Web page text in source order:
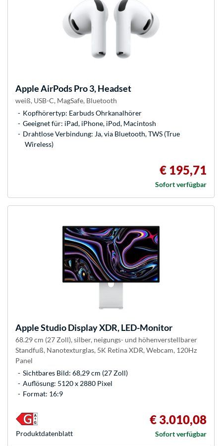
AppleAirPods Pro 3, Headset
weiß, USB-C, MagSafe, Bluetooth
Kopfhörertyp: Earbuds Ohrkanalhörer
Geeignet für: iPad, iPhone, iPod, Macintosh
Drahtlose Verbindung: Ja, via Bluetooth, TWS (True
Wireless)
€ 195,71
Sofort verfügbar
AppleStudio Display XDR, LED-Monitor
68.29 cm (27 Zoll), silber, neigungs- und höhenverstellbarer
Standfuß, Nanotexturglas, 5K Retina XDR, Webcam, 120Hz
Panel
Sichtbares Bild: 68,29 cm (27 Zoll)
Auflösung: 5120 x 2880 Pixel
Format: 16:9
€ 3.010,08
Sofort verfügbar
Produkt­datenblatt